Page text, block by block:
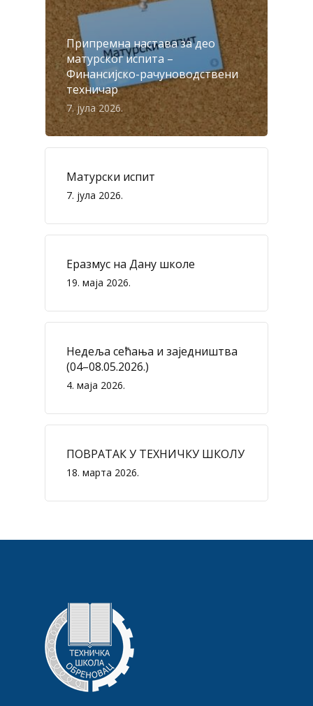
Припремна настава за део
матурског испита –
Финансијско-рачуноводствени
техничар
7. јула 2026.
Матурски испит
7. јула 2026.
Еразмус на Дану школе
19. маја 2026.
Недеља сећања и заједништва
(04–08.05.2026.)
4. маја 2026.
ПОВРАТАК У ТЕХНИЧКУ ШКОЛУ
18. марта 2026.